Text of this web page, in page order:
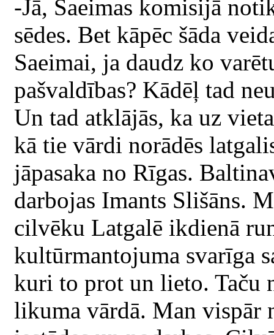
-Jā, Saeimas komisijā
sēdes. Bet kāpēc šāda
Saeimai, ja daudz ko
pašvaldības? Kādēļ tad
Un tad atklājās, ka uz
kā tie vārdi norādēs
jāpasaka no Rīgas.
darbojas Imants Slišāns.
cilvēku Latgalē ikdienā
kultūrmantojuma svarīga
kuri to prot un lieto. Taču
likuma vārdā. Man vispār